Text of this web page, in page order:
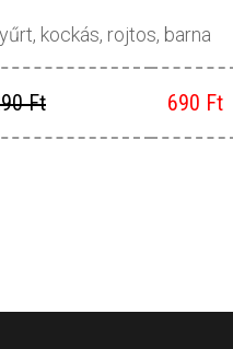
kockás, rojtos, barna
Ft 690 Ft